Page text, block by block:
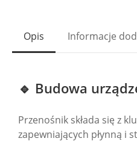
Opis Informacje
🔹 Budowa
Przenośnik składa się z
zapewniających płynną i